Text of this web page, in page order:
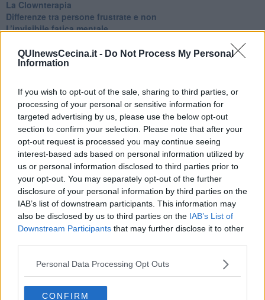
QUInewsCecina.it - Do Not Process My Personal
Information
If you wish to opt-out of the sale, sharing to third parties, or
processing of your personal or sensitive information for
targeted advertising by us, please use the below opt-out
section to confirm your selection. Please note that after your
opt-out request is processed you may continue seeing
interest-based ads based on personal information utilized by
us or personal information disclosed to third parties prior to
your opt-out. You may separately opt-out of the further
disclosure of your personal information by third parties on the
IAB’s list of downstream participants. This information may
also be disclosed by us to third parties on the IAB’s List of
Downstream Participants that may further disclose it to other
Personal Data Processing Opt Outs
CONFIRM
​La Clownterapia
​Differenze tra persone frustrate e non
L’invisibile fatica mentale
​Buone Vacan(si)e!
​Il lato positivo delle cose
​Quello che alle mamme non dicono
Adultescenza
Homo imbecillis
​4 anni di Blog
Quando il silenzio è aggressivo
​Il passato, questo conosciuto!
​Clima ballerino e sbalzi d’umore
La maternità
​L’uomo o l’orso?
Non hanno un amico a teatro​
​Tutta una questione di rispetto
​Cose che ci esauriscono
​Vespa che passione!
​Essere genitori di un adolescente
​Saper pazientare
​Giornata del Fiocchetto Lilla